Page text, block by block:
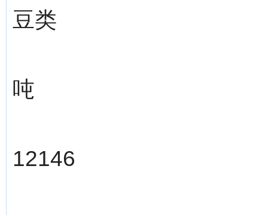
豆类
吨
12146